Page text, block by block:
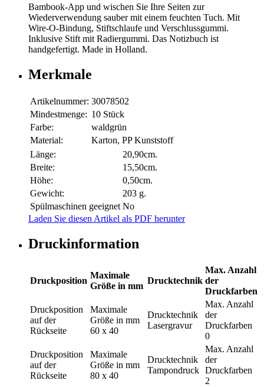
Bambook-App und wischen Sie Ihre Seiten zur
Wiederverwendung sauber mit einem feuchten Tuch. Mit
Wire-O-Bindung, Stiftschlaufe und Verschlussgummi.
Inklusive Stift mit Radiergummi. Das Notizbuch ist
handgefertigt. Made in Holland.
Merkmale
Artikelnummer: 30078502
Mindestmenge: 10 Stück
Farbe:
waldgrün
Material:
Karton, PP Kunststoff
Länge:
20,90cm.
Breite:
15,50cm.
Höhe:
0,50cm.
Gewicht:
203 g.
Spülmaschinen geeignet No
Laden Sie diesen Artikel als PDF herunter
Druckinformation
Druckposition
Maximale
Größe in mm
Drucktechnik
Max. Anzahl
der
Druckfarben
Druckposition
auf der
Rückseite
Maximale
Größe in mm
60 x 40
Drucktechnik
Lasergravur
Max. Anzahl
der
Druckfarben
0
Druckposition
auf der
Rückseite
Maximale
Größe in mm
80 x 40
Drucktechnik
Tampondruck
Max. Anzahl
der
Druckfarben
2